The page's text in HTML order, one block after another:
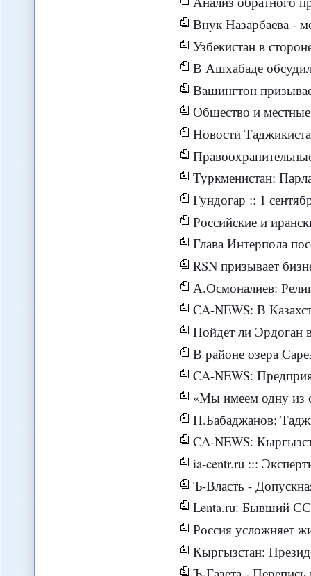
Внук Назарбаева - мелкий
Узбекистан в
В Ашхабаде обсудили вопросы
Вашингтон
Общество и
Новости Таджикистана
Правоохранительные органы
Туркменистан: Парламент стал
Гундогар :: 1
Российские и
Глава Интерпола
RSN призывает бизнес выявлять в
А.Осмоналиев:
CA-NEWS: В Казахстане общество никак не
Пойдет ли Эрдоган
В районе озера Сарез в
CA-NEWS: Предприятия
«Мы имеем одну из
П.Бабаджанов:
CA-NEWS: Кыргызстанские студенты
ia-centr.ru ::: Экспертная
Ъ-Власть -
Lenta.ru: Бывший
Россия усложняет
Кыргызстан: Президент Атамбаев не